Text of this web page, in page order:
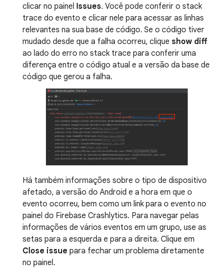
clicar no painel Issues. Você pode conferir o stack
trace do evento e clicar nele para acessar as linhas
relevantes na sua base de código. Se o código tiver
mudado desde que a falha ocorreu, clique show diff
ao lado do erro no stack trace para conferir uma
diferença entre o código atual e a versão da base de
código que gerou a falha.
Há também informações sobre o tipo de dispositivo
afetado, a versão do Android e a hora em que o
evento ocorreu, bem como um link para o evento no
painel do Firebase Crashlytics. Para navegar pelas
informações de vários eventos em um grupo, use as
setas para a esquerda e para a direita. Clique em
Close issue para fechar um problema diretamente
no painel.